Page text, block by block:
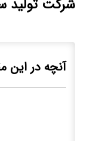
شرکت تولید
آنچه در این